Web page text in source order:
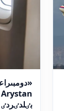
بٸلدٸردٸ